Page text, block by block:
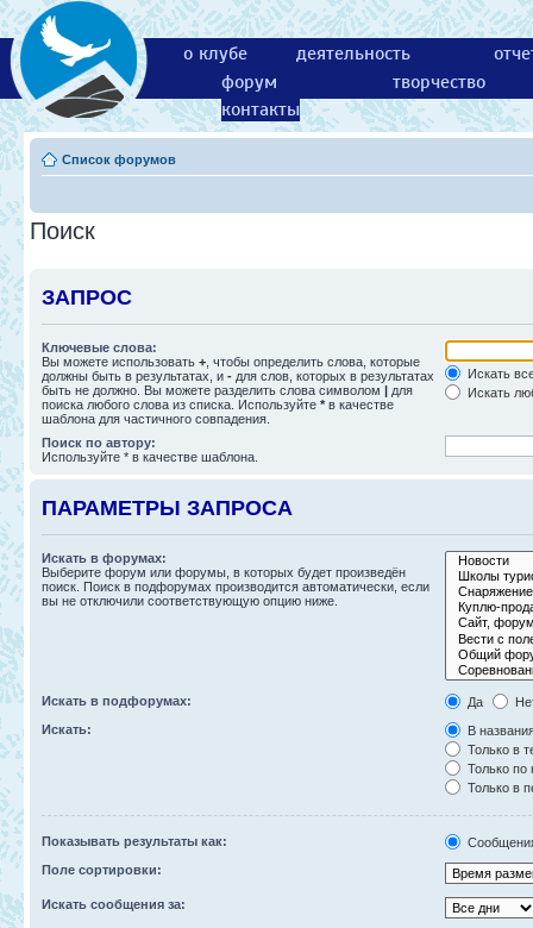
о клубе деятельность
форум
творчество
контакты
Список форумов
Поиск
ЗАПРОС
Ключевые слова:
Вы можете использовать + , чтобы определить слова, которые
должны быть в результатах, и - для слов, которых в результатах
быть не должно. Вы можете разделить слова символом | для
поиска любого слова из списка. Используйте * в качестве
шаблона для частичного совпадения.
Искать
Искать
Поиск по автору:
Используйте * в качестве шаблона.
ПАРАМЕТРЫ ЗАПРОСА
Искать в форумах:
Выберите форум или форумы, в которых будет произведён
поиск. Поиск в подфорумах производится автоматически, если
вы не отключили соответствующую опцию ниже.
Искать в подфорумах: Да
Искать:
В
Только в
Только по
Только в
Показывать результаты как:
Поле сортировки:
Искать сообщения за: